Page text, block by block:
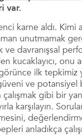
var.
karne aldı. Kimi
unutmamak
davranışsal
kucaklayıcı,
ilk tepkimiz
ve potansiyel
gibi bir
karşılayın.
anladıkça